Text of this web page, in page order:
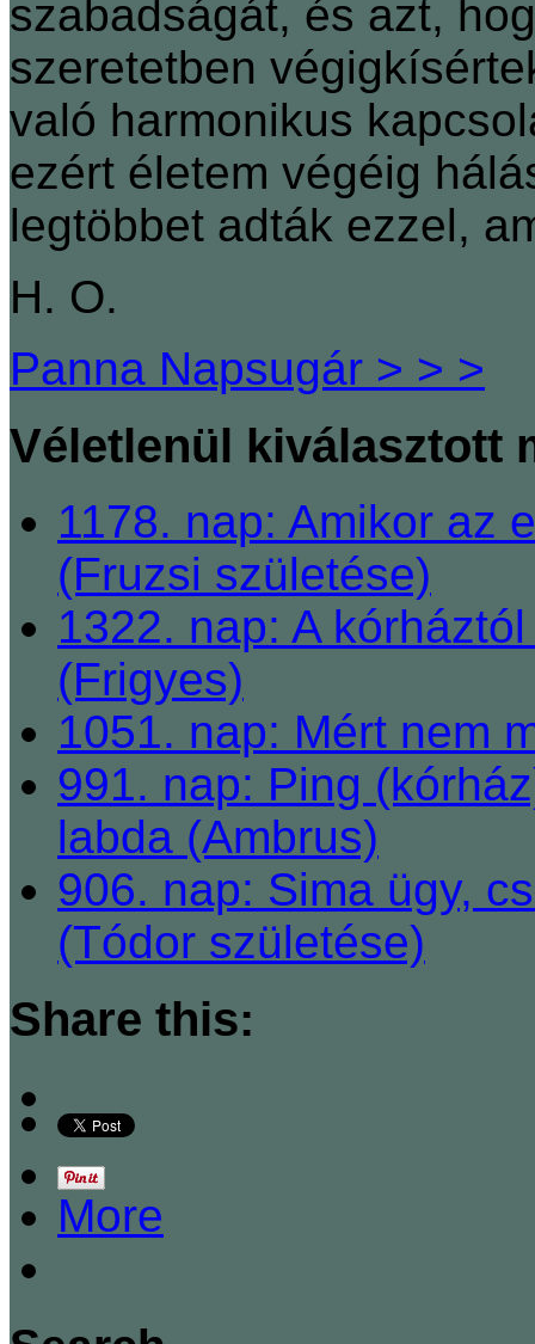
szabadságát, és azt,
szeretetben
való harmonikus
ezért életem végéig
legtöbbet adták ezzel,
H. O.
Panna Napsugár > > >
Véletlenül kiválasztott
1178. nap: Amikor az
(Fruzsi születése)
1322. nap: A
(Frigyes)
1051. nap: Mért nem
991. nap: Ping
labda (Ambrus)
906. nap: Sima ügy,
(Tódor születése)
Share this:
More